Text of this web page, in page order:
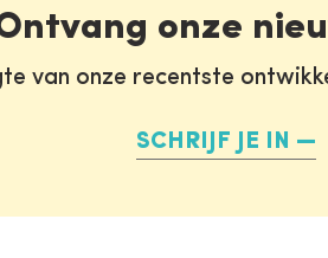
onze
van onze recentste
SCHRIJF JE IN